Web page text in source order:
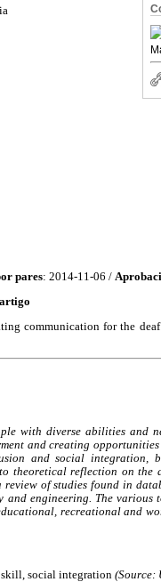
pares: 2014-11-06 /
communication for the
with diverse abilities and
and creating
and social integration,
theoretical reflection on the
of studies found in
engineering. The various
recreational and
social integration (Source: